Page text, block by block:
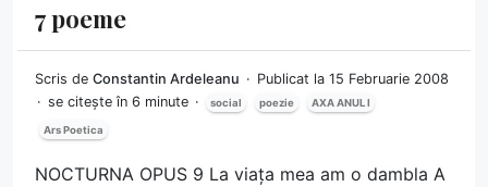
7 poeme
Scris de Constantin Ardeleanu
Publicat la 15 Februarie 2008
se citește în 6 minute
social poezie AXA ANUL I
Ars Poetica
NOCTURNA OPUS 9 La viața mea am o dambla A